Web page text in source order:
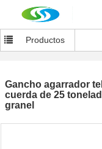
Productos
Gancho agarrador
cuerda de 25
granel